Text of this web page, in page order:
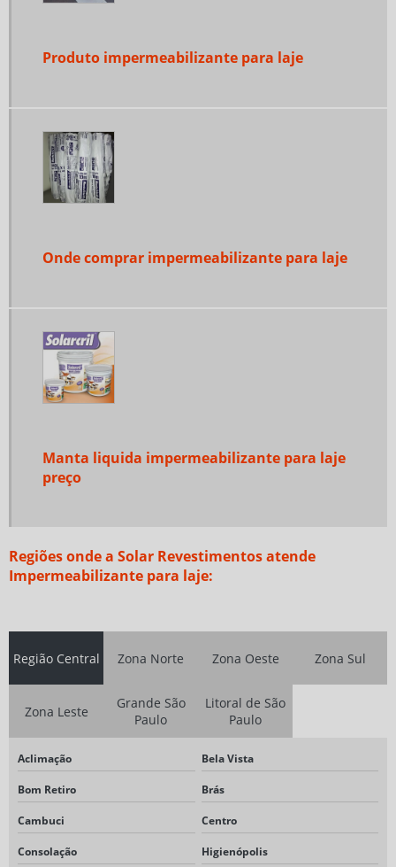
Produto impermeabilizante para laje
Onde comprar impermeabilizante para laje
Manta liquida impermeabilizante para laje
preço
Regiões onde a Solar Revestimentos atende
Impermeabilizante para laje:
Região Central Zona Norte Zona Oeste Zona Sul
Zona Leste
Grande São
Paulo
Litoral de São
Paulo
Aclimação Bela Vista
Bom Retiro Brás
Cambuci Centro
Consolação Higienópolis